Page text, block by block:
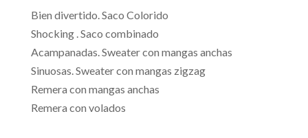
Bien divertido. Saco Colorido
Shocking . Saco combinado
Acampanadas. Sweater con mangas anchas
Sinuosas. Sweater con mangas zigzag
Remera con mangas anchas
Remera con volados